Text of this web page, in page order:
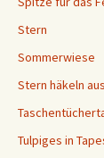
Stern
Sommerwiese
Stern häkeln
Tulpiges in